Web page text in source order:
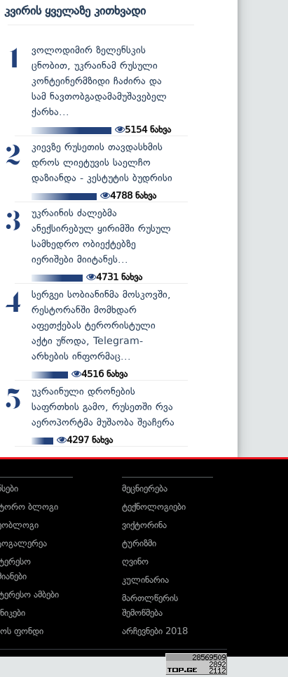
კვირის ყველაზე კითხვადი
1
ვოლოდიმირ ზელენსკის
ცნობით, უკრაინამ რუსული
კონტეინერმზიდი ჩაძირა და
სამ ნავთობგადამამუშავებელ
ქარხა...
5154ნახვა
2
კიევზე რუსეთის თავდასხმის
დროს ლიეტუვის საელჩო
დაზიანდა - კესტუტის ბუდრისი
4788 ნახვა
3
უკრაინის ძალებმა
ანექსირებულ ყირიმში რუსულ
სამხედრო ობიექტებზე
იერიშები მიიტანეს...
4731ნახვა
4
სერგეი სობიანინმა მოსკოვში,
რესტორანში მომხდარ
აფეთქებას ტერორისტული
აქტი უწოდა, Telegram-
არხების ინფორმაც...
4516ნახვა
5
უკრაინული დრონების
საფრთხის გამო, რუსეთში რვა
აეროპორტმა მუშაობა შეაჩერა
4297 ნახვა
ბლოგი
ამბები
ფონდი
მეცნიერება
ტექნოლოგიები
ვიქტორინა
ტურიზმი
ღვინო
კულინარია
მართლწერის
შემოწმება
არჩევნები 2018